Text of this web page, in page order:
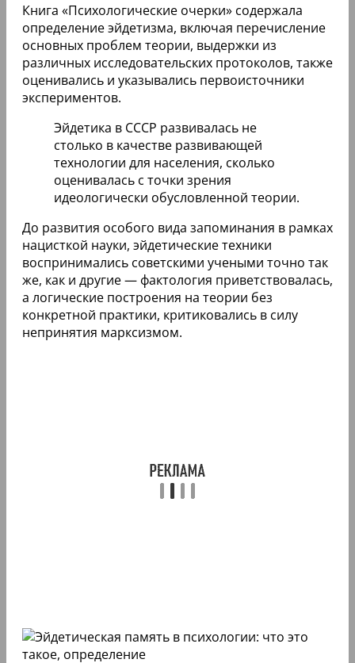
Книга «Психологические очерки» содержала
определение эйдетизма, включая перечисление
основных проблем теории, выдержки из
различных исследовательских протоколов, также
оценивались и указывались первоисточники
экспериментов.
Эйдетика в СССР развивалась не
столько в качестве развивающей
технологии для населения, сколько
оценивалась с точки зрения
идеологически обусловленной теории.
До развития особого вида запоминания в рамках
нацисткой науки, эйдетические техники
воспринимались советскими учеными точно так
же, как и другие — фактология приветствовалась,
а логические построения на теории без
конкретной практики, критиковались в силу
непринятия марксизмом.